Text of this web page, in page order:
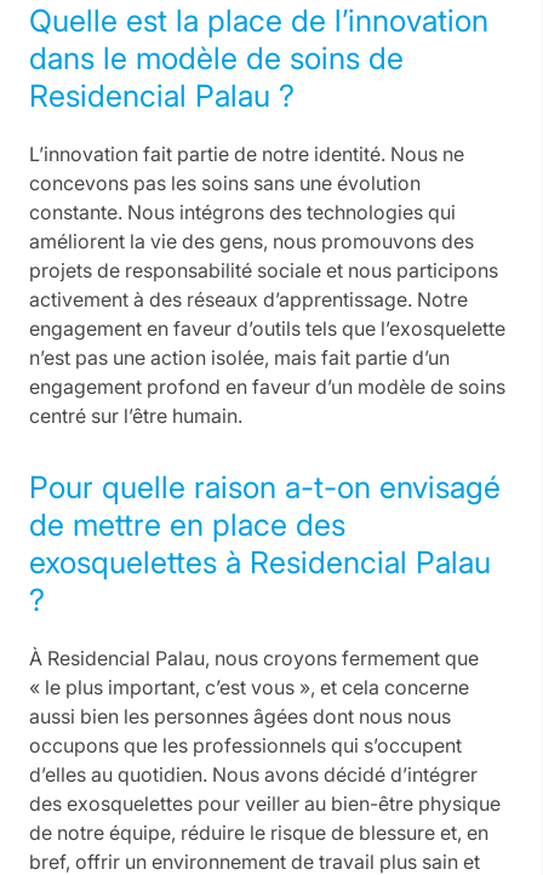
Quelle est la place de l’innovation
dans le modèle de soins de
Residencial Palau ?
L’innovation fait partie de notre identité. Nous ne
concevons pas les soins sans une évolution
constante. Nous intégrons des technologies qui
améliorent la vie des gens, nous promouvons des
projets de responsabilité sociale et nous participons
activement à des réseaux d’apprentissage. Notre
engagement en faveur d’outils tels que l’exosquelette
n’est pas une action isolée, mais fait partie d’un
engagement profond en faveur d’un modèle de soins
centré sur l’être humain.
Pour quelle raison a-t-on envisagé
de mettre en place des
exosquelettes à Residencial Palau
?
À Residencial Palau, nous croyons fermement que
« le plus important, c’est vous », et cela concerne
aussi bien les personnes âgées dont nous nous
occupons que les professionnels qui s’occupent
d’elles au quotidien. Nous avons décidé d’intégrer
des exosquelettes pour veiller au bien-être physique
de notre équipe, réduire le risque de blessure et, en
bref, offrir un environnement de travail plus sain et